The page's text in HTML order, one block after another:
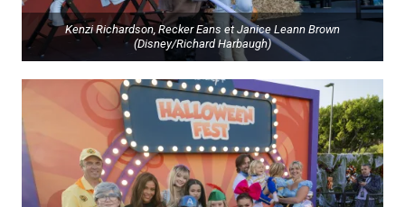
Kenzi Richardson, Recker Eans et Janice Leann Brown
(Disney/Richard Harbaugh)